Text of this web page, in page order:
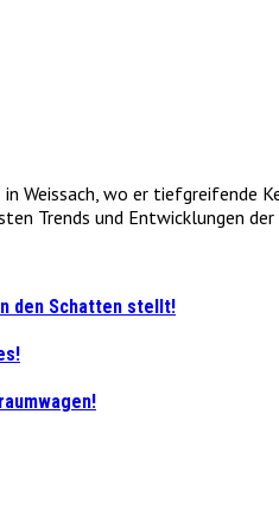
Weissach, wo er
Trends und Entwicklungen
den Schatten stellt!